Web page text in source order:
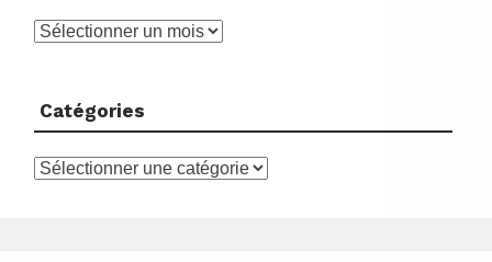
Archives
Catégories
Catégories